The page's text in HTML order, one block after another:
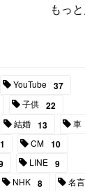
もっ
YouTube 37
子供 22
結婚 13 車
CM 10
LINE 9
NHK 8 名言